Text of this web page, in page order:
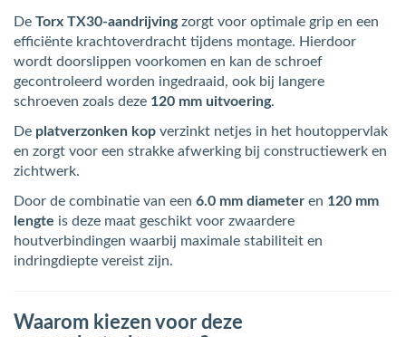
De Torx TX30-aandrijvingzorgt voor optimale grip en een
efficiënte krachtoverdracht tijdens montage. Hierdoor
wordt doorslippen voorkomen en kan de schroef
gecontroleerd worden ingedraaid, ook bij langere
schroeven zoals deze 120 mm uitvoering.
De platverzonken kop verzinkt netjes in het houtoppervlak
en zorgt voor een strakke afwerking bij constructiewerk en
zichtwerk.
Door de combinatie van een 6.0 mm diameter en 120 mm
lengte is deze maat geschikt voor zwaardere
houtverbindingen waarbij maximale stabiliteit en
indringdiepte vereist zijn.
Waarom kiezen voor deze